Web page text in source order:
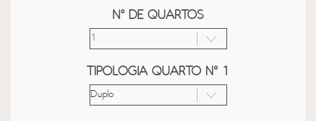
Nº DE QUARTOS
TIPOLOGIA QUARTO Nº 1